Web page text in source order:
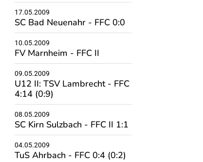
17.05.2009
SC Bad Neuenahr - FFC 0:0
10.05.2009
FV Marnheim - FFC II
09.05.2009
U12 II: TSV Lambrecht - FFC
4:14 (0:9)
08.05.2009
SC Kirn Sulzbach - FFC II 1:1
04.05.2009
TuS Ahrbach - FFC 0:4 (0:2)